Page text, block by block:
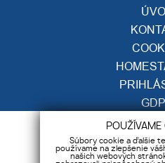
Súbory cookie a ďalšie
používame na zlepšenie
našich webových